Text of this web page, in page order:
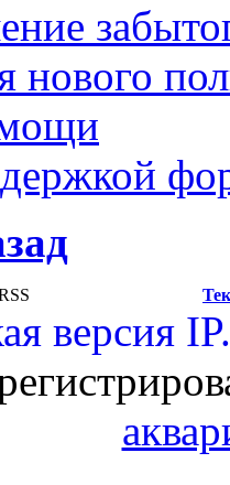
нового
версия